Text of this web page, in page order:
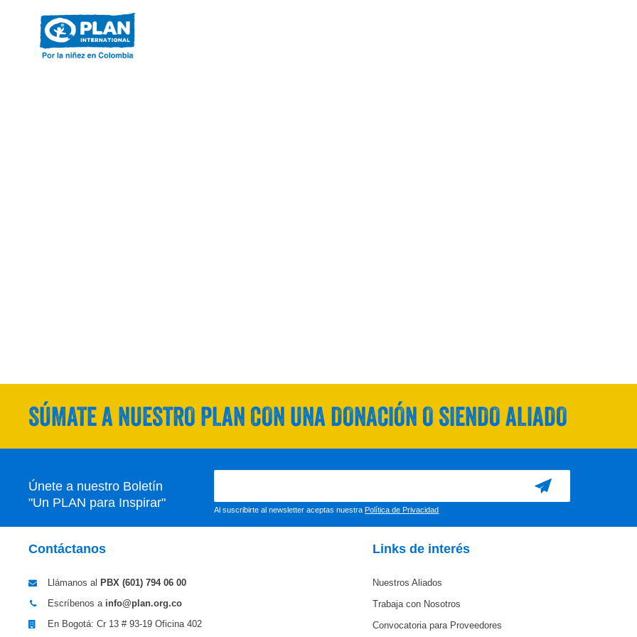
SÚMATE A NUESTRO PLAN CON UNA DONACIÓN O SIENDO ALIADO
Únete a nuestro Boletín
"Un PLAN para Inspirar"
Al suscribirte al newsletter aceptas nuestra Política de Privacidad
Contáctanos
Llámanos al PBX (601) 794 06 00
Escríbenos a info@plan.org.co
En Bogotá: Cr 13 # 93-19 Oficina 402
Links de interés
Nuestros Aliados
Trabaja con Nosotros
Convocatoria para Proveedores